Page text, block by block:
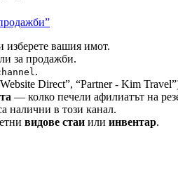
изберете вашия имот.
за продажби.
.
Direct”, “Partner - Kim
— колко печели афилиатът на
налични в този канал.
видове стаи или инвентар.